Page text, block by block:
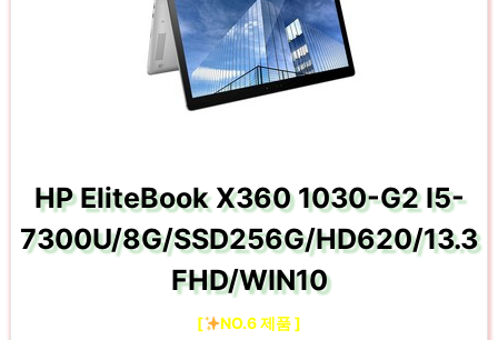
HP EliteBook X360 1030-G2 I5-
7300U/8G/SSD256G/HD620/13.3
FHD/WIN10
[ NO.6 제품 ]